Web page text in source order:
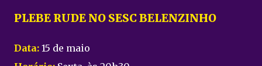
PLEBE RUDE NO SESC BELENZINHO
Data: 15 de maio